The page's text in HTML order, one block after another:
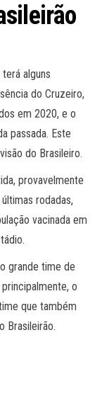
alguns
do Cruzeiro,
em 2020, e o
passada. Este
do Brasileiro.
provavelmente
rodadas,
vacinada em
grande time de
o
que também
Brasileirão.